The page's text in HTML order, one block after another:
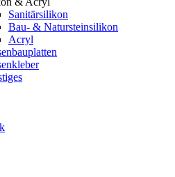
Sanitärsilikon
Bau- & Natursteinsilikon
Acryl